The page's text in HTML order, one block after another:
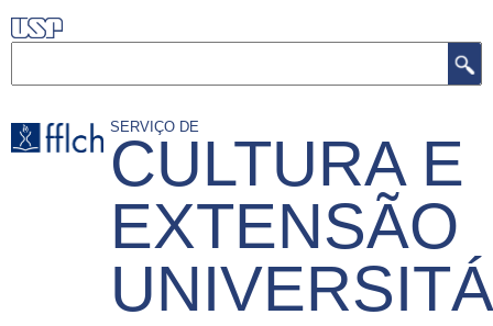
Pular
para
principal
SERVIÇO DE
CULTURA E
EXTENSÃO